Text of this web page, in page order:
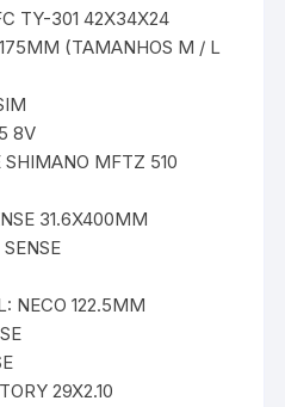
TY-301 42X34X24
(TAMANHOS M / L
8V
SHIMANO MFTZ 510
31.6X400MM
NECO 122.5MM
29X2.10